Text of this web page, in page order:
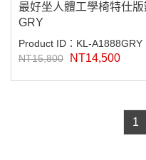
最好坐人體工學椅特仕
GRY
Product ID：KL-A1888GRY
NT15,800
NT14,500
1